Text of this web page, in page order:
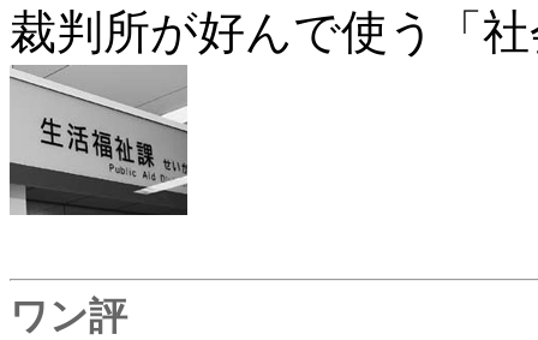
裁判所が好んで使う「
ワン評